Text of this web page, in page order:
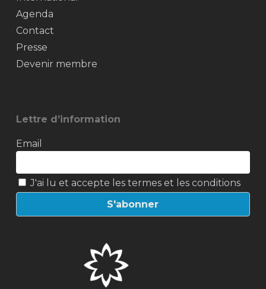
Agenda
Contact
Presse
Devenir membre
Lettre d’information
Email
J'ai lu et accepte les termes et les conditions